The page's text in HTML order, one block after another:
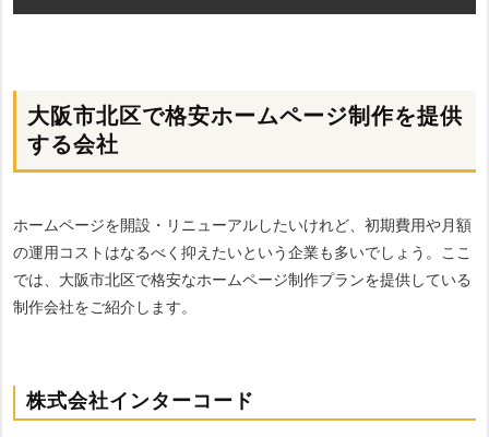
大阪市北区で格安ホームページ制作を提供
する会社
ホームページを開設・リニューアルしたいけれど、初期費用や月額
の運用コストはなるべく抑えたいという企業も多いでしょう。ここ
では、大阪市北区で格安なホームページ制作プランを提供している
制作会社をご紹介します。
株式会社インターコード